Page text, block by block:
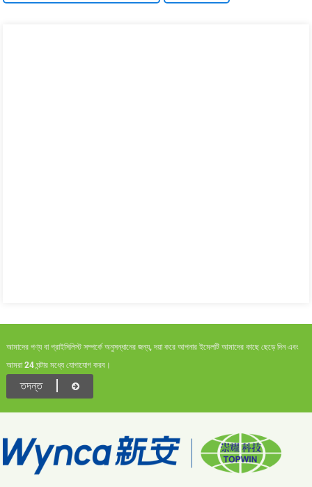
আমাদের পণ্য বা প্রাইসিলিস্ট সম্পর্কে অনুসন্ধানের জন্য, দয়া করে আপনার ইমেলটি আমাদের কাছে ছেড়ে দিন এবং
আমরা 24 ঘন্টার মধ্যে যোগাযোগ করব।
তদন্ত